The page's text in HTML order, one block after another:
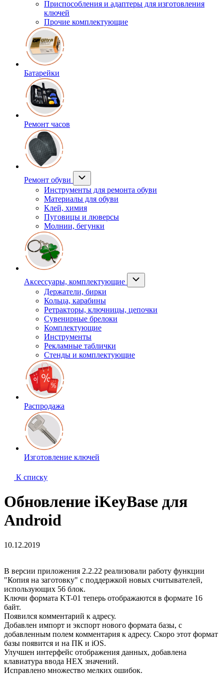
Приспособления и адаптеры для изготовления
ключей
Прочие комплектующие
Батарейки
Ремонт часов
Ремонт обуви
Инструменты для ремонта обуви
Материалы для обуви
Клей, химия
Пуговицы и люверсы
Молнии, бегунки
Аксессуары, комплектующие
Держатели, бирки
Кольца, карабины
Ретракторы, ключницы, цепочки
Сувенирные брелоки
Комплектующие
Инструменты
Рекламные таблички
Стенды и комплектующие
Распродажа
Изготовление ключей
К списку
Обновление iKeyBase для
Android
10.12.2019
В версии приложения 2.2.22 реализовали работу функции
"Копия на заготовку" с поддержкой новых считывателей,
использующих 56 блок.
Ключи формата KT-01 теперь отображаются в формате 16
байт.
Появился комментарий к адресу.
Добавлен импорт и экспорт нового формата базы, с
добавленным полем комментария к адресу. Скоро этот формат
базы появится и на ПК и iOS.
Улучшен интерфейс отображения данных, добавлена
клавиатура ввода HEX значений.
Исправлено множество мелких ошибок.